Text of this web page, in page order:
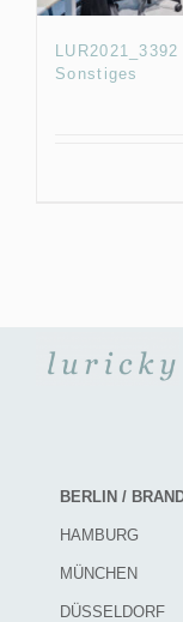
Sonstiges
BERLIN /
HAMBURG
MÜNCHEN
DÜSSELDORF